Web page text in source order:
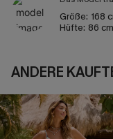
Größe: 168
Hüfte: 86 cm
ANDERE